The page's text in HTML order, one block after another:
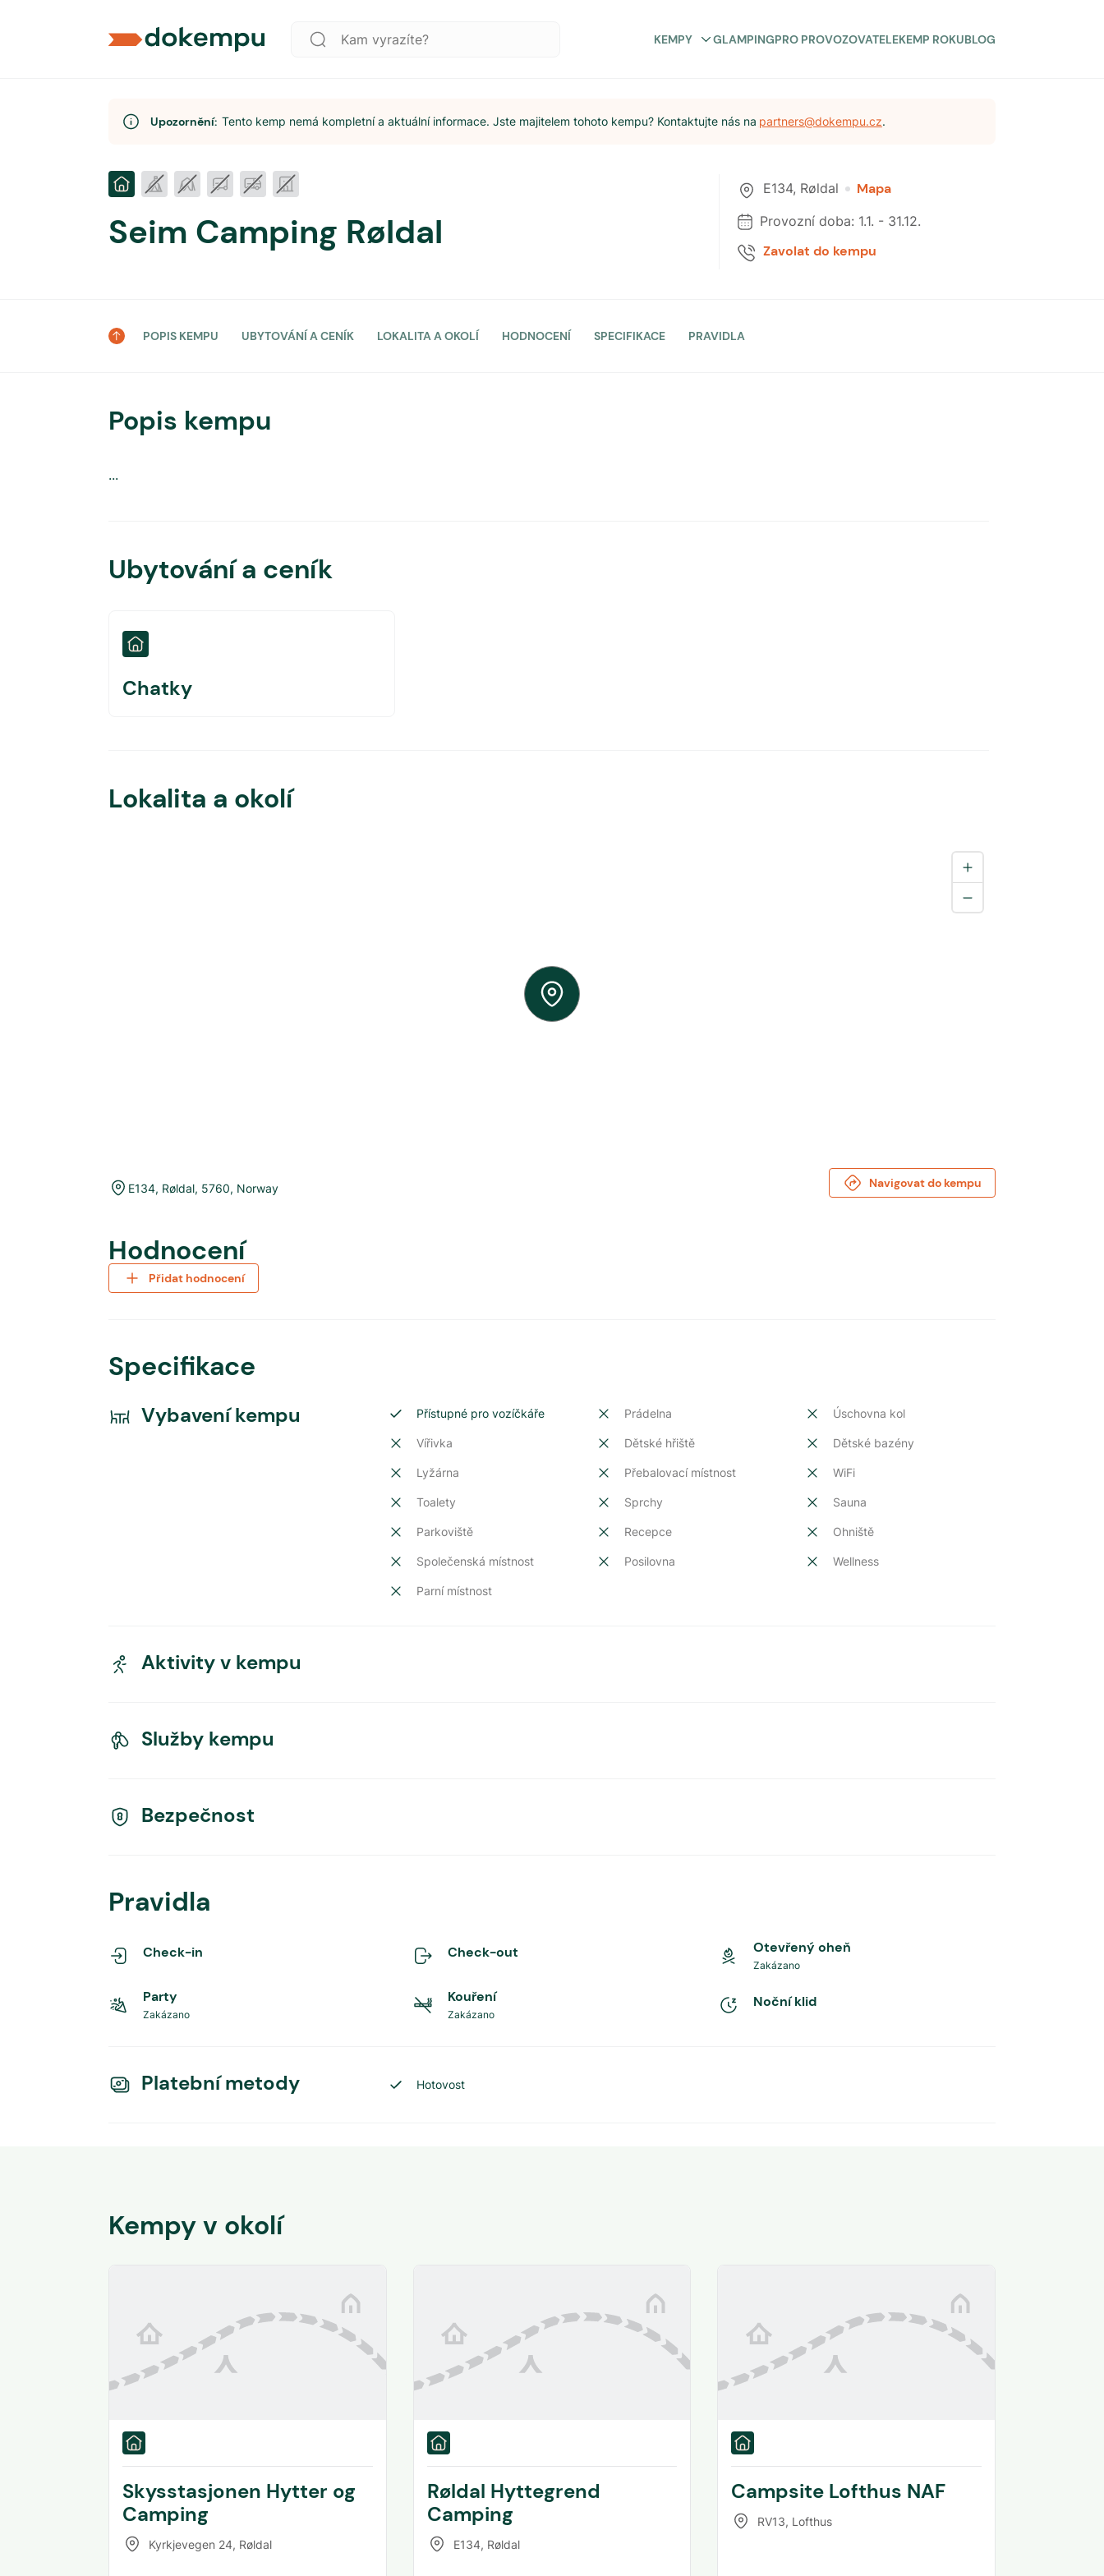
KEMPY GLAMPINGPRO PROVOZOVATELEKEMP ROKUBLOG
Upozornění: Tento kemp nemá kompletní a aktuální informace. Jste majitelem tohoto kempu? Kontaktujte nás na partners@dokempu.cz.
Seim Camping Røldal
E134, Røldal Mapa
Provozní doba: 1.1. - 31.12.
Zavolat do kempu
POPIS KEMPU UBYTOVÁNÍ A CENÍK LOKALITA A OKOLÍ HODNOCENÍ SPECIFIKACE PRAVIDLA
Popis kempu
...
Ubytování a ceník
Chatky
Lokalita a okolí
E134, Røldal, 5760, Norway Navigovat do kempu
Hodnocení
Přidat hodnocení
Specifikace
Vybavení kempu Přístupné pro vozíčkáře Prádelna Úschovna kol
Vířivka Dětské hřiště Dětské bazény
Lyžárna Přebalovací místnost WiFi
Toalety Sprchy Sauna
Parkoviště Recepce Ohniště
Společenská místnost Posilovna Wellness
Parní místnost
Aktivity v kempu
Služby kempu
Bezpečnost
Pravidla
Check-in Check-out Otevřený oheň
Zakázano
Party
Zakázano
Kouření
Zakázano
Noční klid
Platební metody Hotovost
Kempy v okolí
Skysstasjonen Hytter og
Camping
Kyrkjevegen 24, Røldal
Røldal Hyttegrend
Camping
E134, Røldal
Campsite Lofthus NAF
RV13, Lofthus